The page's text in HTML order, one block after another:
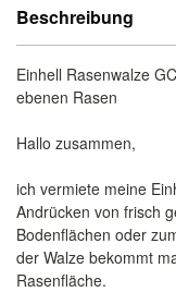
Beschreibung
Einhell Rasenwalze
ebenen Rasen
Hallo zusammen,
ich vermiete meine
Andrücken von frisch
Bodenflächen oder
der Walze bekommt
Rasenfläche.